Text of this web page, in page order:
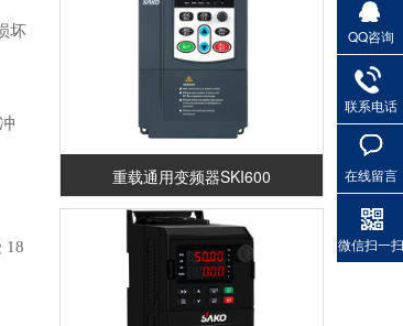
坏
18
重载通用变频器SKI600
QQ咨询
联系电话
在线留言
微信扫一扫